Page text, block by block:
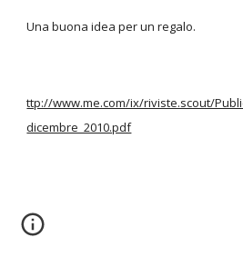
Una buona idea per un regalo.
ttp://www.me.com/ix/riviste.scout/
dicembre_2010.pdf